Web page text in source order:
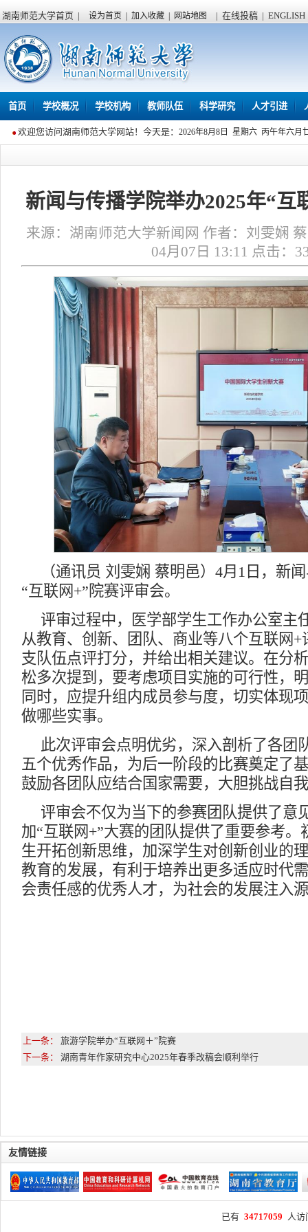
湖南师范大学首页 | 设为首页 加入收藏 网站地图 | 在线投稿 | ENGLISH
首页 学校概况 学校机构 教师队伍 科学研究 人才引进
欢迎您访问湖南师范大学网站！今天是： 2026年8月8日 星期六 丙午年六月
新闻与传播学院举办2025年“互
来源：湖南师范大学新闻网 作者：刘雯娴
04月07日 13:11 点击：
（通讯员 刘雯娴 蔡明邑）4月1日，新
“互联网+”院赛评审会。
评审过程中，医学部学生工作办公室主
从教育、创新、团队、商业等八个互联网
支队伍点评打分，并给出相关建议。在分
松多次提到，要考虑项目实施的可行性，
同时，应提升组内成员参与度，切实体现
做哪些实事。
此次评审会点明优劣，深入剖析了各团
五个优秀作品，为后一阶段的比赛奠定了
鼓励各团队应结合国家需要，大胆挑战自
评审会不仅为当下的参赛团队提供了意
加“互联网+”大赛的团队提供了重要参考
生开拓创新思维，加深学生对创新创业的
教育的发展，有利于培养出更多适应时代
会责任感的优秀人才，为社会的发展注入
上一条： 旅游学院举办“互联网＋”院赛
下一条： 湖南青年作家研究中心2025年春季改稿会顺利举行
友情链接
已有 34717059 人